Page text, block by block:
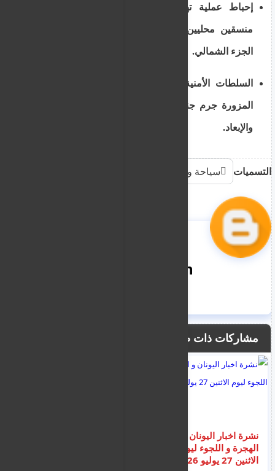
إحباط عملية تهريب عبر الخط الفاصل وضبط
منسقين محليين يتعاونون مع شبكات تهريب في
الجزء الشمالي.
السلطات الأمنية تحذر: شراء أو استخدام الوثائق
المزورة جرم جنائي يعرض صاحبه للسجن الفوري
والإبعاد.
التسميات سياحة وهجرة
nooreddin
مشاركات ذات صلة
نشرة اخبار اليونان و
الهجرة و اللجوء ليوم
الاثنين 27 يوليو 2026